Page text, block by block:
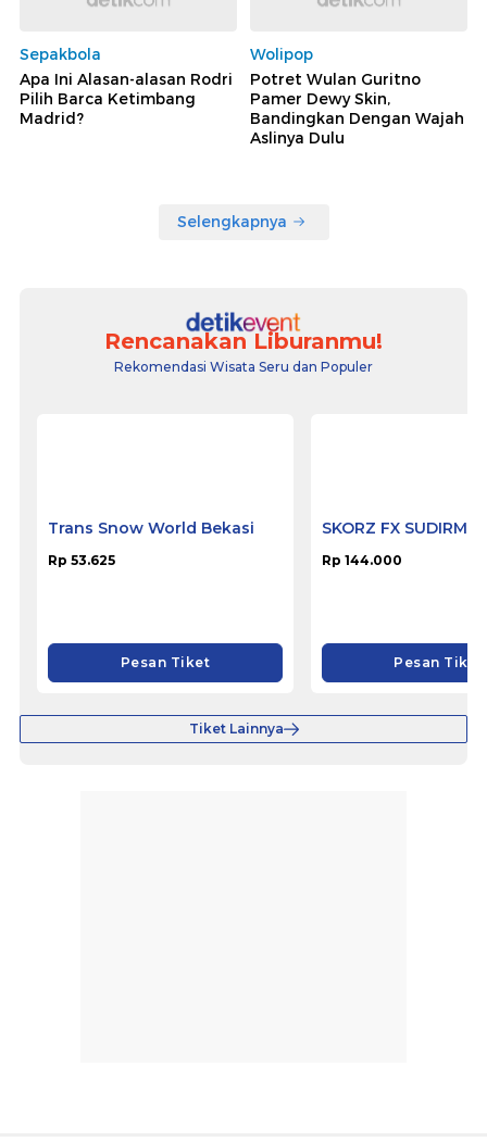
Sepakbola
Apa Ini Alasan-alasan Rodri
Pilih Barca Ketimbang
Madrid?
Wolipop
Potret Wulan Guritno
Pamer Dewy Skin,
Bandingkan Dengan Wajah
Aslinya Dulu
Selengkapnya
Rencanakan Liburanmu!
Rekomendasi Wisata Seru dan Populer
Trans Snow World Bekasi
Rp 53.625
Pesan Tiket
SKORZ FX
Rp 144.000
Pesan Tiket
Tiket Lainnya